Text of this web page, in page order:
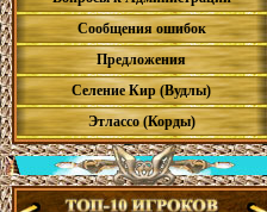
Сообщения ошибок
Предложения
Селение Кир (Вудлы)
Этлассо (Корды)